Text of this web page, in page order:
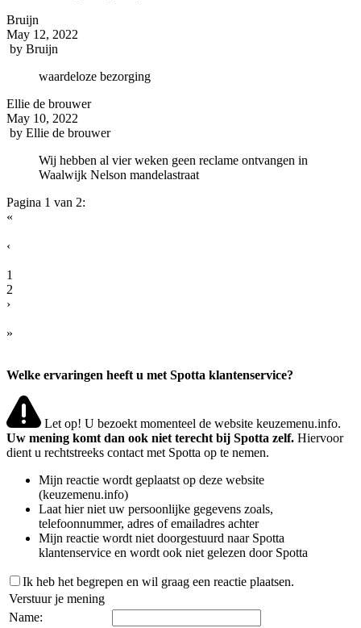
Bruijn
May 12, 2022
by Bruijn
waardeloze bezorging
Ellie de brouwer
May 10, 2022
by Ellie de brouwer
Wij hebben al vier weken geen reclame ontvangen in
Waalwijk Nelson mandelastraat
Pagina 1 van 2:
«
‹
1
2
›
»
Welke ervaringen heeft u met Spotta klantenservice?
Let op! U bezoekt momenteel de website keuzemenu.info.
Uw mening komt dan ook niet terecht bij Spotta zelf. Hiervoor
dient u rechtstreeks contact met Spotta op te nemen.
Mijn reactie wordt geplaatst op deze website
(keuzemenu.info)
Laat hier niet uw persoonlijke gegevens zoals,
telefoonnummer, adres of emailadres achter
Mijn reactie wordt niet doorgestuurd naar Spotta
klantenservice en wordt ook niet gelezen door Spotta
Ik heb het begrepen en wil graag een reactie plaatsen.
Verstuur je mening
Name: